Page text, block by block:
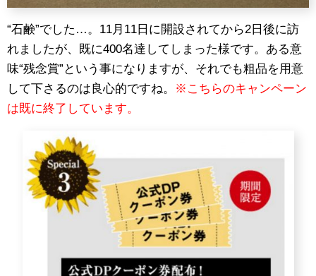
“石鹸”でした…。11月11日に開設されてから2日後に訪
れましたが、既に400名達してしまった様です。ある意
味“残念賞”という事になりますが、それでも粗品を用意
して下さるのは良心的ですね。
※こちらのキャンペーン
は既に終了しています。